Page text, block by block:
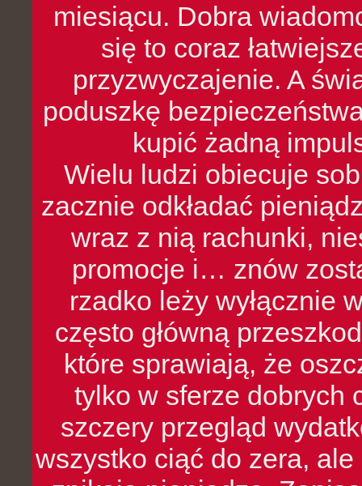
miesiącu. Dobra
się to coraz
przyzwyczajenie. A
poduszkę
kupić żadną
Wielu ludzi obiecuje
zacznie odkładać
wraz z nią rachunki,
promocje i… znów
rzadko leży wyłącznie
często główną
które sprawiają, że
tylko w sferze dobrych
szczery przegląd
wszystko ciąć do zera,